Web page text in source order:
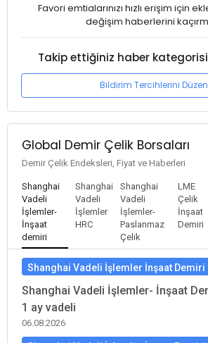
Favori emtialarınızı hızlı erişim için
değişim haberlerini
Takip ettiğiniz haber
Bildirim Tercihlerini
Global Demir Çelik Borsaları
Demir Çelik Endeksleri, Fiyat ve Haberleri
Shanghai
Vadeli
İşlemler-
İnşaat
demiri
Shanghai
Vadeli
İşlemler
HRC
Shanghai
Vadeli
İşlemler-
Paslanmaz
Çelik
LME
Çelik
İnşaat
Demiri
Shanghai Vadeli İşlemler İnşaat Demiri
Shanghai Vadeli İşlemler- İnşaat
1 ay vadeli
06.08.2026